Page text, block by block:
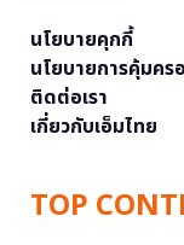
นโยบายคุกกี้
นโยบายการคุ้มค
ติดต่อเรา
เกี่ยวกับเอ็มไทย
TOP